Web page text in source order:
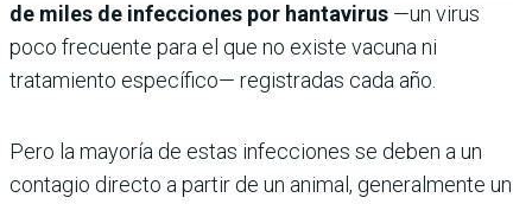
de miles de infecciones por hantavirus —un virus
poco frecuente para el que no existe vacuna ni
tratamiento específico— registradas cada año.
Pero la mayoría de estas infecciones se deben a un
contagio directo a partir de un animal, generalmente un